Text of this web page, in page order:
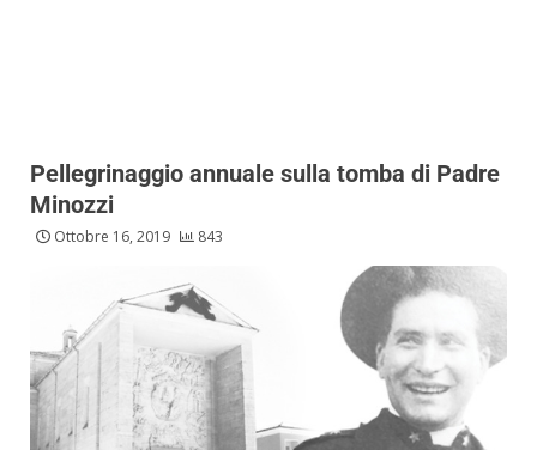
Pellegrinaggio annuale sulla tomba di Padre
Minozzi
Ottobre 16, 2019 843